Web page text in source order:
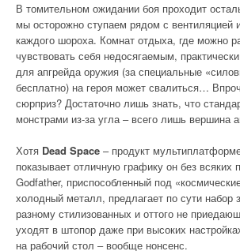
В томительном ожидании боя проходит
мы осторожно ступаем рядом с вентиляцией
каждого шороха. Комнат отдыха, где можно
чувствовать себя недосягаемым,
для апгрейда оружия (за специальные
бесплатно) на героя может свалиться…
сюрприз? Достаточно лишь знать, что
монстрами из-за угла – всего лишь вершина
Хотя Dead Space – продукт
показывает отличную графику он без всяких
Godfather, приспособленный под
холодный металл, предлагает по сути набор
разному стилизованных и оттого не
уходят в штопор даже при высоких
на рабочий стол – вообще нонсенс.